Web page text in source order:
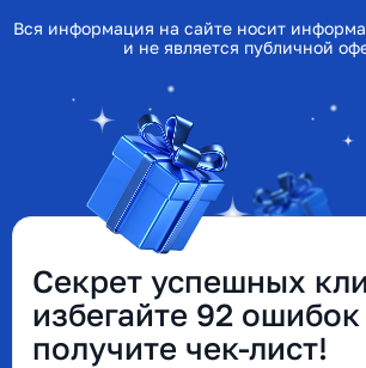
Вся информация на сайте носит
и не является публичной
Секрет успешных
избегайте 92
получите чек-лист!